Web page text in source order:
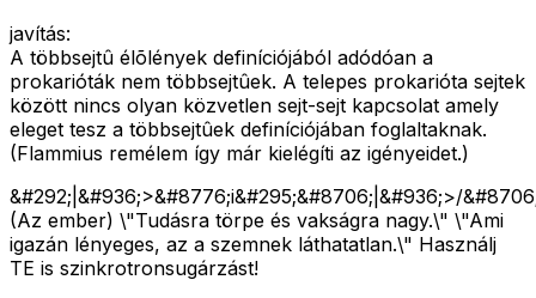
javítás:
A többsejtû élõlények definíciójából adódóan a
prokarióták nem többsejtûek. A telepes prokarióta sejtek
között nincs olyan közvetlen sejt-sejt kapcsolat amely
eleget tesz a többsejtûek definíciójában foglaltaknak.
(Flammius remélem így már kielégíti az igényeidet.)
&#292;|&#936;>&#8776;i&#295;&#8706;|&#936;>/
(Az ember) \"Tudásra törpe és vakságra nagy.\" \"Ami
igazán lényeges, az a szemnek láthatatlan.\" Használj
TE is szinkrotronsugárzást!